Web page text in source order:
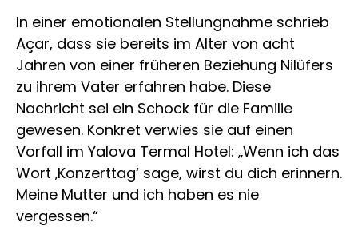
In einer emotionalen Stellungnahme schrieb
Açar, dass sie bereits im Alter von acht
Jahren von einer früheren Beziehung Nilüfers
zu ihrem Vater erfahren habe. Diese
Nachricht sei ein Schock für die Familie
gewesen. Konkret verwies sie auf einen
Vorfall im Yalova Termal Hotel: „Wenn ich das
Wort ‚Konzerttag‘ sage, wirst du dich erinnern.
Meine Mutter und ich haben es nie
vergessen.“